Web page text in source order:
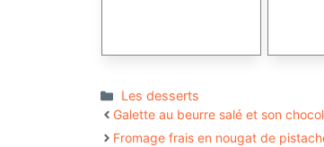
Catégories
Les desserts
Galette au beurre salé et son
Fromage frais en nougat de